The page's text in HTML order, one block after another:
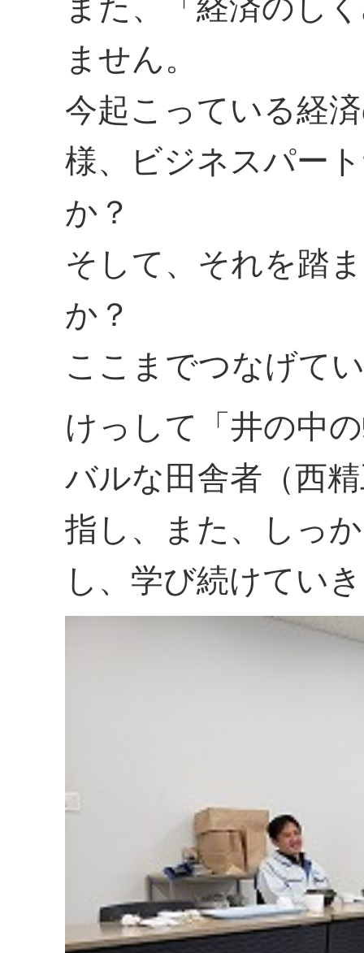
また、「経済のし
ません。
今起こっている経
様、ビジネスパー
か？
そして、それを踏
か？
ここまでつなげて
けっして「井の中
バルな田舎者（西
指し、また、しっ
し、学び続けてい